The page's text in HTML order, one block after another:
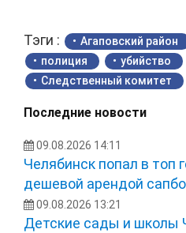
Тэги : Агаповский район
полиция
убийство
Следственный комитет
Последние новости
09.08.2026 14:11
Челябинск попал в топ
дешевой арендой
09.08.2026 13:21
Детские сады и школы